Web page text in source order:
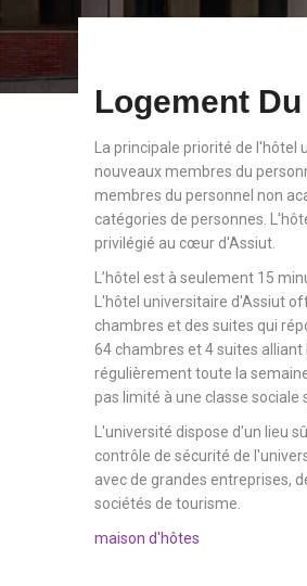
Logement
La principale priorité de l'hôtel
nouveaux membres du
membres du personnel non
catégories de personnes.
privilégié au cœur d'Assiut.
L’hôtel est à seulement 15
L'hôtel universitaire d'Assiut
chambres et des suites qui
64 chambres et 4 suites
régulièrement toute la
pas limité à une classe sociale
L'université dispose d'un lieu
contrôle de sécurité de
avec de grandes entreprises,
sociétés de tourisme.
maison d'hôtes